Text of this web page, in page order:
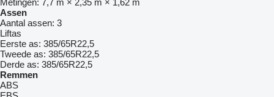
Assen
Aantal assen: 3
Liftas
Eerste as: 385/65R22,5
Tweede as: 385/65R22,5
Derde as: 385/65R22,5
Remmen
ABS